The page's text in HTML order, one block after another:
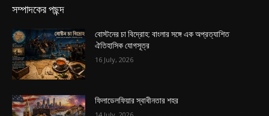
সম্পাদকের পছন্দ
বোস্টনের চা বিদ্রোহ: বাংলার সঙ্গে এক অপ্রত্যাশিত
ঐতিহাসিক যোগসূত্র
16 July, 2026
ফিলাডেলফিয়ার স্বাধীনতার শহর